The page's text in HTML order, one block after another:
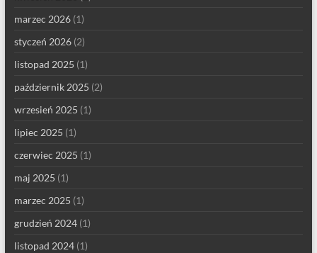
marzec 2026(1)
styczeń 2026(2)
listopad 2025 (1)
październik 2025 (2)
wrzesień 2025 (1)
lipiec 2025 (1)
czerwiec 2025 (1)
maj 2025 (1)
marzec 2025 (1)
grudzień 2024(1)
listopad 2024(1)